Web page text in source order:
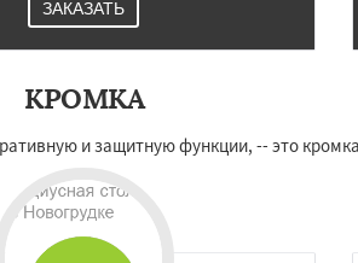
ЗАКАЗАТЬ
КРОМКА
и защитную функции, -- это